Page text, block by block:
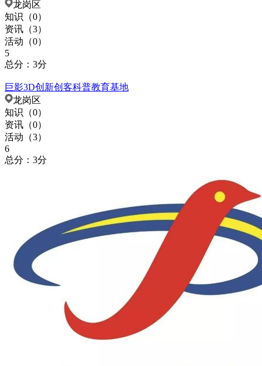
龙岗区
知识（0）
资讯（3）
活动（0）
5
总分：3分
巨影3D创新创客科普教育基地
龙岗区
知识（0）
资讯（0）
活动（3）
6
总分：3分